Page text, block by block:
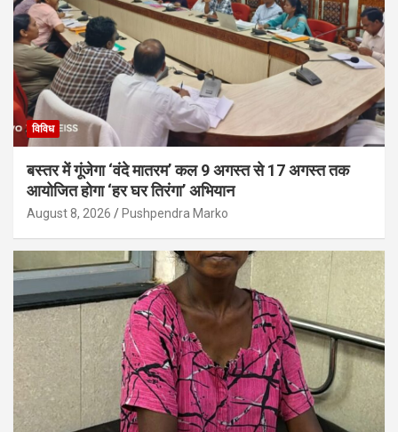
विविध
बस्तर में गूंजेगा ‘वंदे मातरम’ कल 9 अगस्त से 17 अगस्त तक
आयोजित होगा ‘हर घर तिरंगा’ अभियान
August 8, 2026 Pushpendra Marko